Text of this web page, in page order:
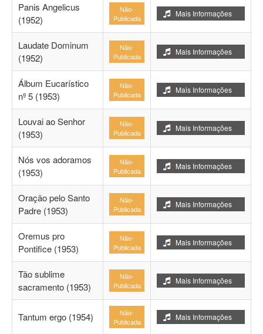
Panis Angelicus
(1952)
Não-
Publicada
Mais Informações
Laudate Dominum
(1952)
Não-
Publicada
Mais Informações
Álbum Eucarístico
nº 5 (1953)
Não-
Publicada
Mais Informações
Louvai ao Senhor
(1953)
Não-
Publicada
Mais Informações
Nós vos adoramos
(1953)
Não-
Publicada
Mais Informações
Oração pelo Santo
Padre (1953)
Não-
Publicada
Mais Informações
Oremus pro
Pontifice (1953)
Não-
Publicada
Mais Informações
Tão sublime
sacramento (1953)
Não-
Publicada
Mais Informações
Tantum ergo (1954)
Não-
Publicada
Mais Informações